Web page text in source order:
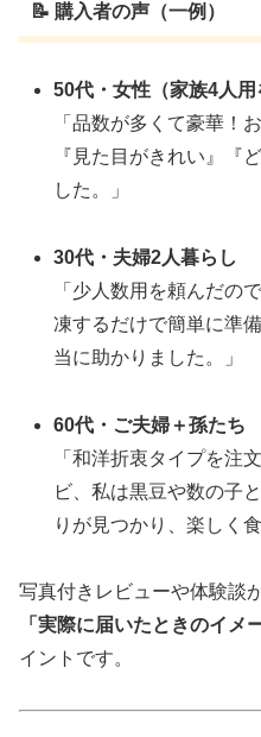
📝 購入者の声（一例）
50代・女性（家族4人用
「品数が多くて豪華！
『見た目がきれい』『
した。」
30代・夫婦2人暮らし
「少人数用を頼んだの
凍するだけで簡単に準
当に助かりました。」
60代・ご夫婦＋孫たち
「和洋折衷タイプを注
ビ、私は黒豆や数の子
りが見つかり、楽しく
写真付きレビューや体験談
「実際に届いたときのイメ
イントです。